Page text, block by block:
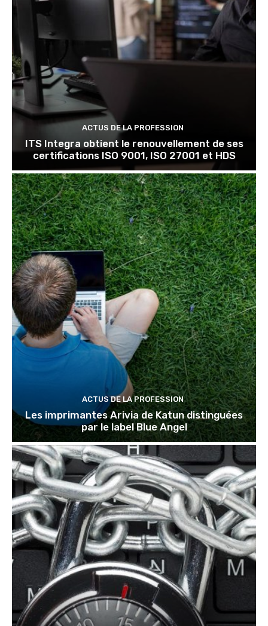
ACTUS DE LA PROFESSION
ITS Integra obtient le renouvellement de ses
certifications ISO 9001, ISO 27001 et HDS
ACTUS DE LA PROFESSION
Les imprimantes Arivia de Katun distinguées
par le label Blue Angel